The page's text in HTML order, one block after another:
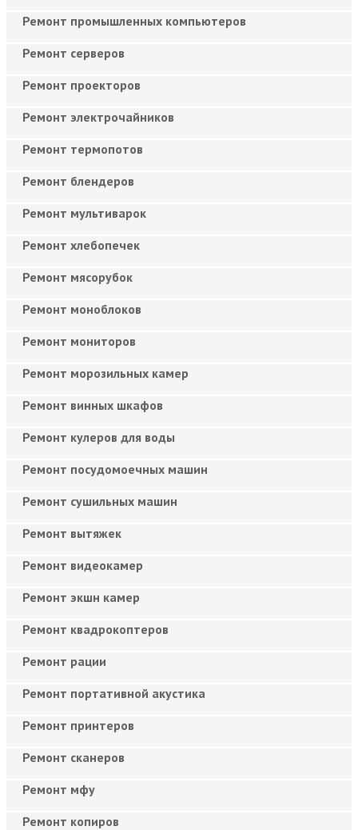
Ремонт промышленных компьютеров
Ремонт серверов
Ремонт проекторов
Ремонт электрочайников
Ремонт термопотов
Ремонт блендеров
Ремонт мультиварок
Ремонт хлебопечек
Ремонт мясорубок
Ремонт моноблоков
Ремонт мониторов
Ремонт морозильных камер
Ремонт винных шкафов
Ремонт кулеров для воды
Ремонт посудомоечных машин
Ремонт сушильных машин
Ремонт вытяжек
Ремонт видеокамер
Ремонт экшн камер
Ремонт квадрокоптеров
Ремонт рации
Ремонт портативной акустика
Ремонт принтеров
Ремонт сканеров
Ремонт мфу
Ремонт копиров